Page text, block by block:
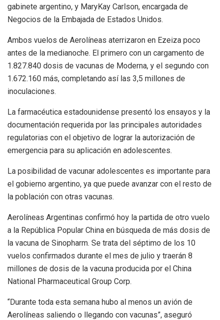
gabinete argentino, y MaryKay Carlson, encargada de
Negocios de la Embajada de Estados Unidos.
Ambos vuelos de Aerolíneas aterrizaron en Ezeiza poco
antes de la medianoche. El primero con un cargamento de
1.827.840 dosis de vacunas de Moderna, y el segundo con
1.672.160 más, completando así las 3,5 millones de
inoculaciones.
La farmacéutica estadounidense presentó los ensayos y la
documentación requerida por las principales autoridades
regulatorias con el objetivo de lograr la autorización de
emergencia para su aplicación en adolescentes.
La posibilidad de vacunar adolescentes es importante para
el gobierno argentino, ya que puede avanzar con el resto de
la población con otras vacunas.
Aerolíneas Argentinas confirmó hoy la partida de otro vuelo
a la República Popular China en búsqueda de más dosis de
la vacuna de Sinopharm. Se trata del séptimo de los 10
vuelos confirmados durante el mes de julio y traerán 8
millones de dosis de la vacuna producida por el China
National Pharmaceutical Group Corp.
“Durante toda esta semana hubo al menos un avión de
Aerolíneas saliendo o llegando con vacunas”, aseguró